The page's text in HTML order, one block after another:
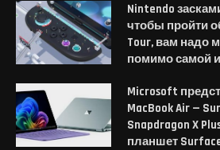
Nintendo
чтобы пройти
Tour, вам надо
помимо самой
Microsoft
MacBook Air —
Snapdragon X
планшет